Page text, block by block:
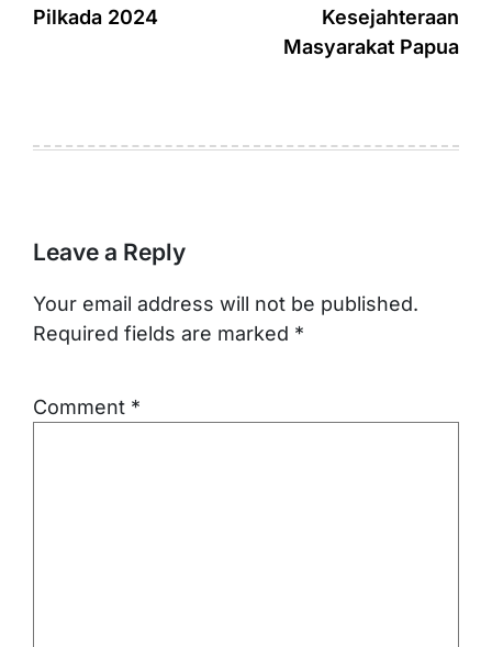
Pilkada 2024
Kesejahteraan
Masyarakat Papua
Leave a Reply
Your email address will not be published.
Required fields are marked *
Comment *